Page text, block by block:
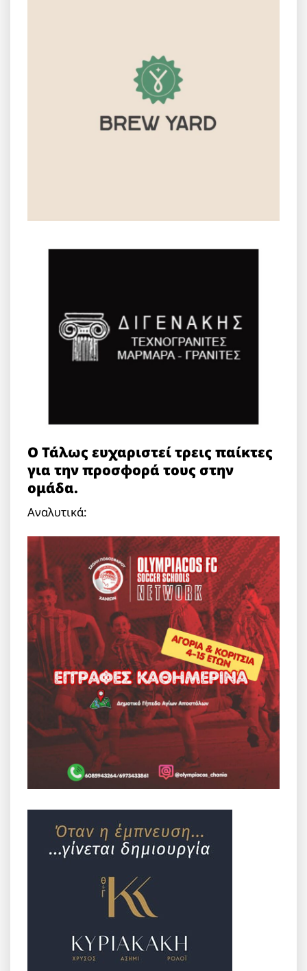
Ο Τάλως ευχαριστεί τρεις παίκτες
για την προσφορά τους στην
ομάδα.
Αναλυτικά: